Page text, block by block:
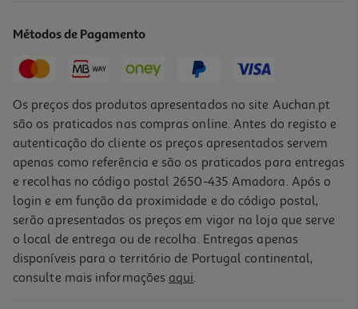
Caneca Dog Actuel Porcelana 45 Cl
Métodos de Pagamento
Os preços dos produtos apresentados no site Auchan.pt
são os praticados nas compras online. Antes do registo e
autenticação do cliente os preços apresentados servem
apenas como referência e são os praticados para entregas
e recolhas no código postal 2650-435 Amadora. Após o
login e em função da proximidade e do código postal,
serão apresentados os preços em vigor na loja que serve
o local de entrega ou de recolha. Entregas apenas
disponíveis para o território de Portugal continental,
consulte mais informações aqui.